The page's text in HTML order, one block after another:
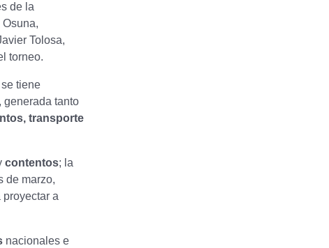
de la
Tolosa,
torneo.
tiene
, generada tanto
transporte
contentos; la
de marzo,
proyectar a
nacionales e